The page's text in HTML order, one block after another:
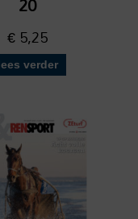
€5,25
lees verder